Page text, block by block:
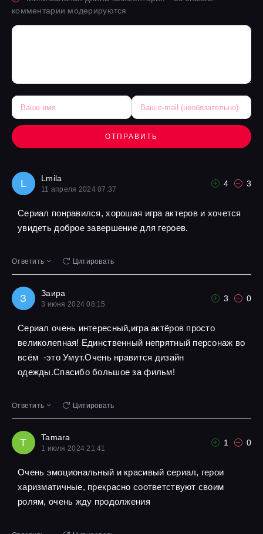
комментарии модерируются
ОТПРАВИТЬ
L Lmila
11 апреля 2024 07:37
4 3
Сериал понравился, хорошая игра актеров и хочется
увидеть доброе завершение для героев.
Ответить Цитировать
З Заира
3 июня 2024 08:15
3 0
Сериал очень интересный,игра актёров просто
великолепная! Единственный непрятный персонаж во
всём -это Умут.Очень нравится дизайн
одежды.Спасибо большое за фильм!
Ответить Цитировать
T Tamara
1 июля 2024 21:41
1 0
Очень эмоциональный и красивый сериал, герои
харизматичные, прекрасно соответствуют своим
ролям, очень жду продолжения